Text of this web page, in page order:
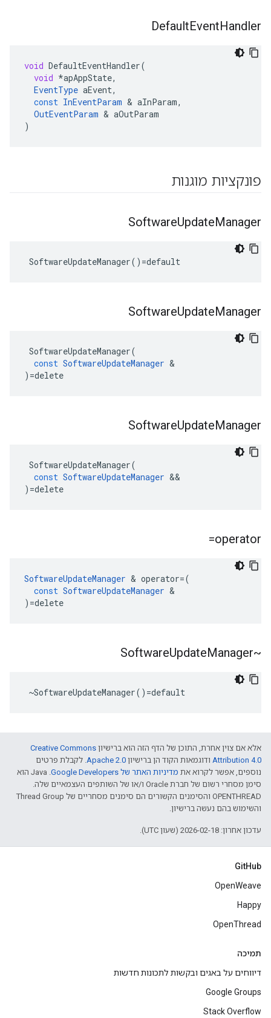
DefaultEventHandler
void DefaultEventHandler(
void *apAppState,
EventType aEvent,
const InEventParam & aInParam,
OutEventParam & aOutParam
)
פונקציות מוגנות
SoftwareUpdateManager
SoftwareUpdateManager()=default
SoftwareUpdateManager
SoftwareUpdateManager(
const SoftwareUpdateManager &
) =delete
SoftwareUpdateManager
SoftwareUpdateManager(
const SoftwareUpdateManager &&
) =delete
operator=
SoftwareUpdateManager & operator=(
const SoftwareUpdateManager &
) =delete
~Software
UpdateManager
~SoftwareUpdateManager()=default
אלא אם צוין אחרת, התוכן של הדף הזה הוא ברישיון Creative Commons
Attribution 4.0‏ ודוגמאות הקוד הן ברישיון Apache 2.0‏. לקבלת פרטים
נוספים, אפשר לקרוא את מדיניות האתר של Google Developers‏
.‏ Java הוא
סימן מסחרי רשום של חברת Oracle ו/או של השותפים העצמאיים שלה.
‫OPENTHREAD והסימנים הקשורים הם סימנים מסחריים של Thread Group
והשימוש בהם נעשה ברישיון.
עדכון אחרון: 2026-02-18 (שעון UTC).
GitHub
OpenWeave
Happy
OpenThread
תמיכה
דיווחים על באגים ובקשות לתכונות חדשות
Google Groups
Stack Overflow